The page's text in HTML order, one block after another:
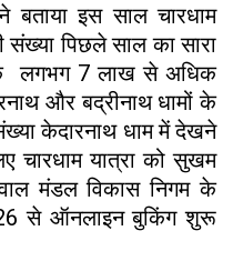
बताया इस साल चारधाम
पिछले साल का सारा
लगभग 7 लाख से अधिक
और बद्रीनाथ धामों के
केदारनाथ धाम में देखने
चारधाम यात्रा को सुखम
मंडल विकास निगम के
से ऑनलाइन बुकिंग शुरू